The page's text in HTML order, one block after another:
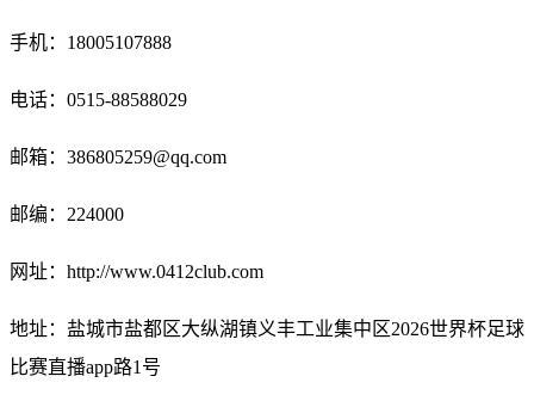
手机：18005107888
电话： 0515-88588029
邮箱： 386805259@qq.com
邮编：224000
网址：http://www.0412club.com
地址：盐城市盐都区大纵湖镇义丰工业集中区2026世界杯足球
比赛直播app路1号